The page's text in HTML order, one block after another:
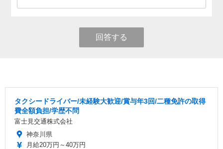
回答する
タクシードライバー/未経験大歓迎/賞与年3回/二種免許の取得
費全額負担/学歴不問
富士見交通株式会社
神奈川県
月給20万円～40万円